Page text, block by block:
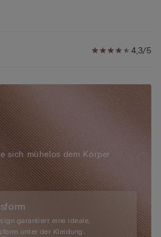
und trägt Größe S.
einfach einzigartig: Sie hat einen
... sie ist der perfekte Partner für
zu jedem Anlass.
4,3/5
sich mühelos dem Körper
garantiert eine ideale,
unter der Kleidung.